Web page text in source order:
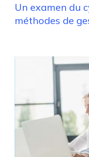
Un examen du
méthodes de